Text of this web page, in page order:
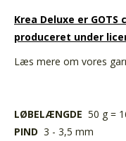
Krea Deluxe er
produceret under
Læs mere om vores
LØBELÆNGDE 50 g =
PIND 3 - 3,5 mm